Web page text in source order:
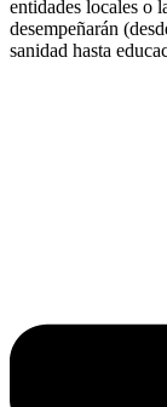
entidades locales o
desempeñarán
sanidad hasta